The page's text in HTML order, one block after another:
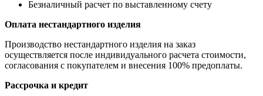
Безналичный расчет по выставленному счету
Оплата нестандартного изделия
Производство нестандартного изделия на заказ
осуществляется после индивидуального расчета стоимости,
согласования с покупателем и внесения 100% предоплаты.
Рассрочка и кредит